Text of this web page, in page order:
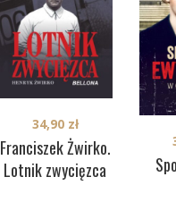
Franciszek Żwirko.
Lotnik zwycięzca
34,90 zł